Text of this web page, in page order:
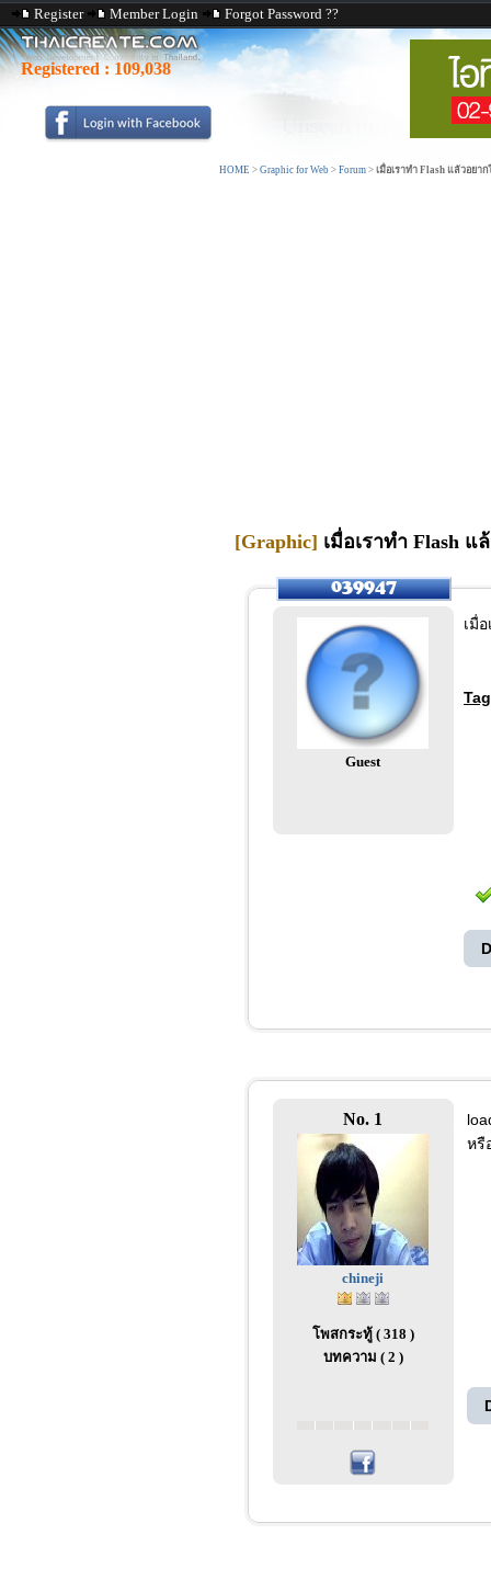
Register Member Login Forgot Password ??
Registered : 109,038
HOME > Graphic for Web > Forum > เมื่อเราทำ Flash แล้วอยา
[Graphic] เมื่อเราทำ Flash
Guest
เมื่
Tag
No. 1
chineji
โพสกระทู้ ( 318 )
บทความ ( 2 )
หรื